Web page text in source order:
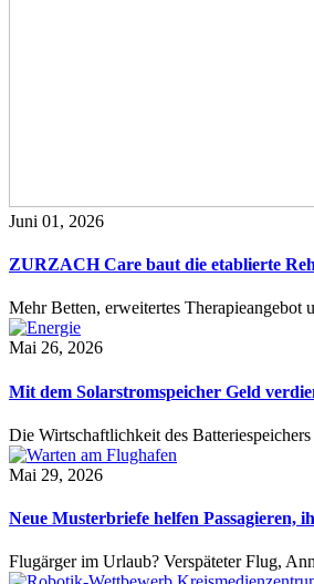
Juni 01, 2026
ZURZACH Care baut die etablierte
Mehr Betten, erweitertes
Mai 26, 2026
Mit dem Solarstromspeicher Geld
Die Wirtschaftlichkeit des
Mai 29, 2026
Neue Musterbriefe helfen Passagieren,
Flugärger im Urlaub? Verspäteter Flug,